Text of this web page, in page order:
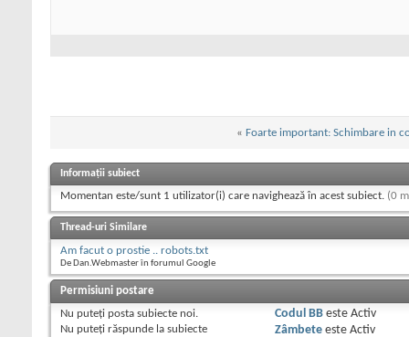
« Foarte important: Schimbare in
Informații subiect
Momentan este/sunt 1 utilizator(i) care navighează în acest subiect. (0
Thread-uri Similare
Am facut o prostie .. robots.txt
De Dan.Webmaster în forumul Google
Permisiuni postare
Nu puteţi posta subiecte noi.
Nu puteţi răspunde la subiecte
Codul BBeste Activ
Zâmbeteeste Activ